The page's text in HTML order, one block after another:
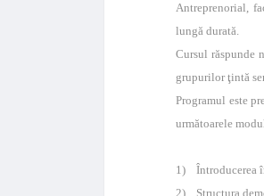
Antreprenorial,
lungă durată.
Cursul răspunde
grupurilor ţintă
Programul este
următoarele
1) Întroducerea
2) Structura